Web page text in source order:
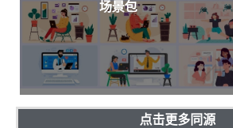
场景包
点击更多同源